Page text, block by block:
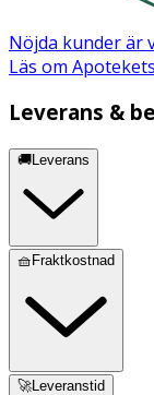
Nöjda kunder är
Läs om
Leverans &
🚚Leverans
🧺Fraktkostnad
🚀Leveranstid